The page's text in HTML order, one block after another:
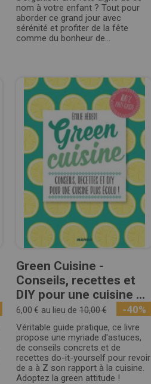
nom à votre enfant ? Tout pour
aborder ce grand jour avec
sérénité et profiter de la fête
comme du bonheur de...
Green Cuisine -
Conseils, recettes et
DIY pour une cuisine ...
6,00 € au lieu de 10,00 € -40%
Véritable guide pratique, ce livre
propose une myriade d'astuces,
de conseils concrets et de
recettes do-it-yourself pour revoir
de a à Z son rapport à la cuisine.
Adoptez la green attitude !